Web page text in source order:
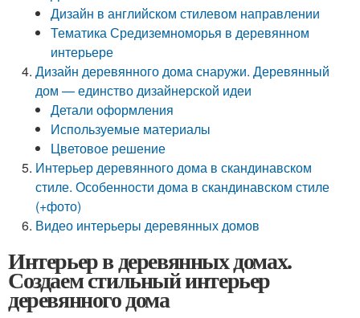
Дизайн в английском стилевом направлении
Тематика Средиземноморья в деревянном
интерьере
Дизайн деревянного дома снаружи. Деревянный
дом — единство дизайнерской идеи
Детали оформления
Используемые материалы
Цветовое решение
Интерьер деревянного дома в скандинавском
стиле. Особенности дома в скандинавском стиле
(+фото)
Видео интерьеры деревянных домов
Интерьер в деревянных домах.
Создаем стильный интерьер
деревянного дома